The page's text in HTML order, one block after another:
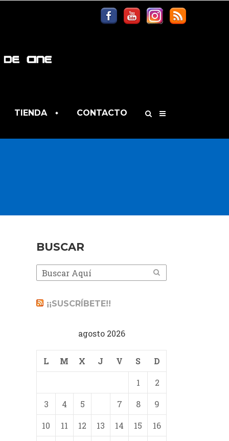
TIENDA CONTACTO
BUSCAR
¡¡SUSCRÍBETE!!
agosto 2026
L M X J V S
D
1
2
3
4 5 7 8
9
10
11 12 13 14 15
16